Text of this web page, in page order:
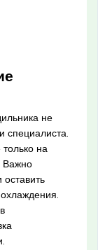
не
специалиста.
на
Важно